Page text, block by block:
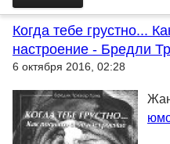
Когда тебе грустно...
настроение - Бредли
6 октября 2016, 02:28